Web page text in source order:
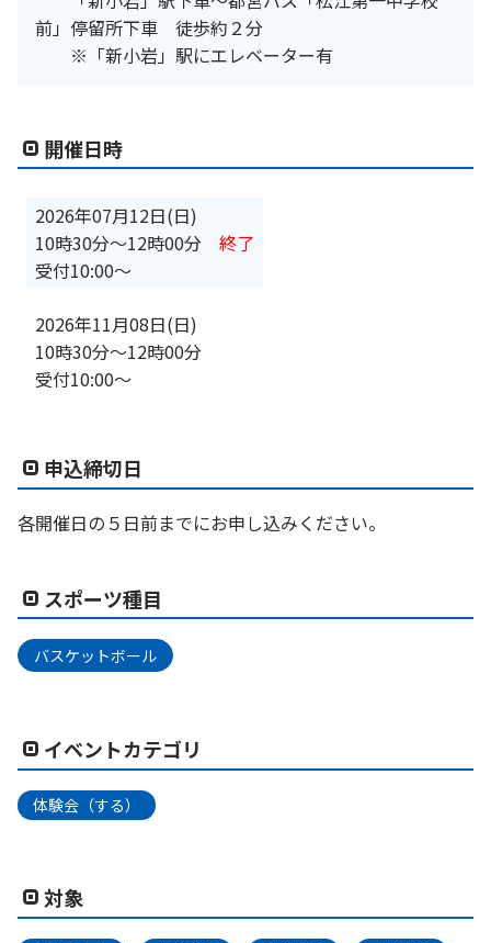
前」停留所下車 徒歩約２分
※「新小岩」駅にエレベーター有
開催日時
2026年07月12日(日)
10時30分〜12時00分
受付10:00～
終了
2026年11月08日(日)
10時30分〜12時00分
受付10:00～
申込締切日
各開催日の５日前までにお申し込みください。
スポーツ種目
バスケットボール
イベントカテゴリ
体験会（する）
対象